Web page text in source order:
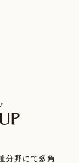
分野にて多角